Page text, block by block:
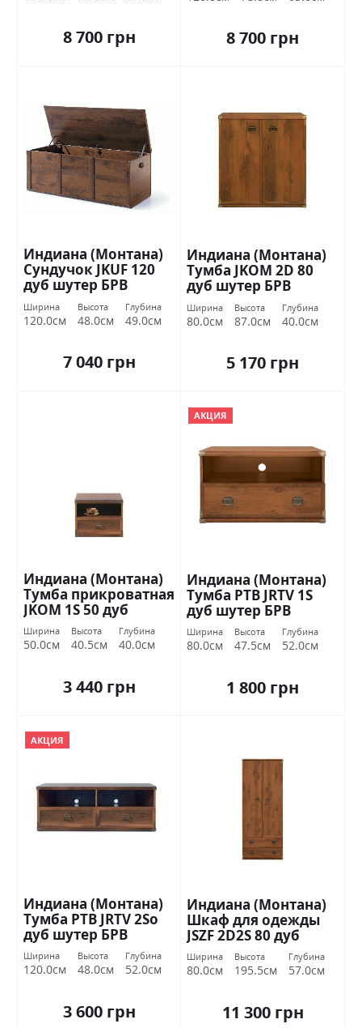
8 700 грн 8 700 грн
Индиана (Монтана)
Сундучок JKUF 120
дуб шутер БРВ
Украина
Ширина
120.0см
Высота
48.0см
Глубина
49.0см
7 040 грн
Индиана (Монтана)
Тумба JKOM 2D 80
дуб шутер БРВ
Украина
Ширина
80.0см
Высота
87.0см
Глубина
40.0см
5 170 грн
Индиана (Монтана)
Тумба прикроватная
JKOM 1S 50 дуб
шутер БРВ Украина
Ширина
50.0см
Высота
40.5см
Глубина
40.0см
3 440 грн
АКЦИЯ
Индиана (Монтана)
Тумба РТВ JRTV 1S
дуб шутер БРВ
Украина
Ширина
80.0см
Высота
47.5см
Глубина
52.0см
1 800 грн
АКЦИЯ
Индиана (Монтана)
Тумба РТВ JRTV 2Sо
дуб шутер БРВ
Украина
Ширина
120.0см
Высота
48.0см
Глубина
52.0см
3 600 грн
Индиана (Монтана)
Шкаф для одежды
JSZF 2D2S 80 дуб
шутер БРВ Украина
Ширина
80.0см
Высота
195.5см
Глубина
57.0см
11 300 грн